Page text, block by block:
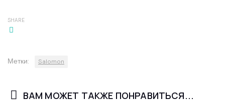
SHARE
Метки: Salomon
ВАМ МОЖЕТ ТАКЖЕ ПОНРАВИТЬСЯ...